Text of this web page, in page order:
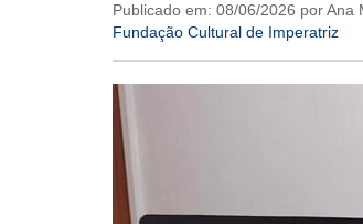
Publicado em: 08/06/2026 por Ana
Fundação Cultural de Imperatriz